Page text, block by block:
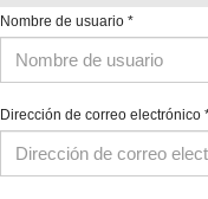
Nombre de usuario *
Dirección de correo electrónico